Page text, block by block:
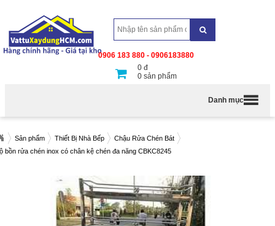
0906 183 880 - 0906183880
0 đ
0 sản phẩm
Danh mục
Sản phẩm Thiết Bị Nhà Bếp
Chậu Rửa Chén Bát
bồn rửa chén inox có chân kệ chén đa năng CBKC8245